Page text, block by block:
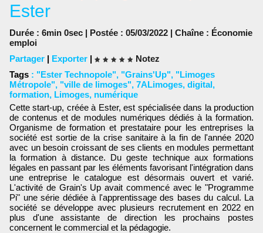
Ester
Durée : 6min 0sec | Postée : 05/03/2022 | Chaîne : Économie
emploi
Partager | Exporter |
Notez
Tags : "Ester Technopole", "Grains'Up", "Limoges
Métropole", "ville de limoges", 7ALimoges, digital,
formation, Limoges, numérique
Cette start-up, créée à Ester, est spécialisée dans la production
de contenus et de modules numériques dédiés à la formation.
Organisme de formation et prestataire pour les entreprises la
société est sortie de la crise sanitaire à la fin de l'année 2020
avec un besoin croissant de ses clients en modules permettant
la formation à distance. Du geste technique aux formations
légales en passant par les éléments favorisant l'intégration dans
une entreprise le catalogue est désormais ouvert et varié.
L'activité de Grain's Up avait commencé avec le "Programme
Pi" une série dédiée à l'apprentissage des bases du calcul. La
société se développe avec plusieurs recrutement en 2022 en
plus d'une assistante de direction les prochains postes
concernent le commercial et la pédagogie.